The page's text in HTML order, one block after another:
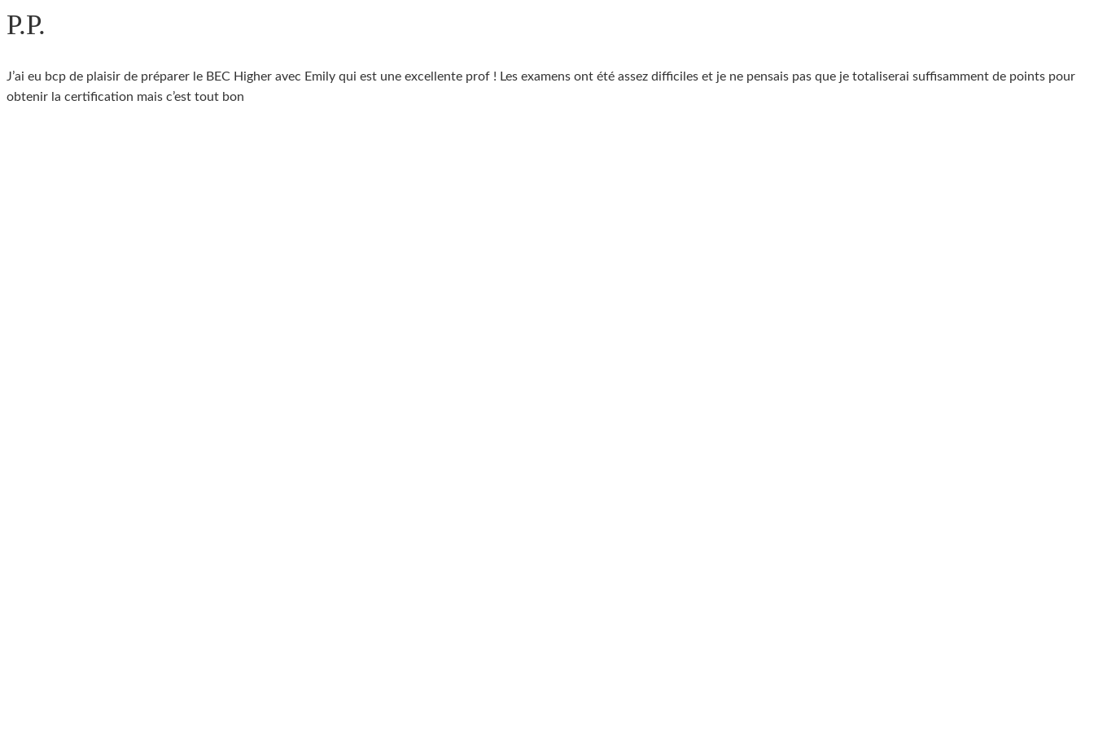
P.P.
J’ai eu bcp de plaisir de préparer le BEC Higher avec Emily qui est une excellente prof ! Les examens ont été assez difficiles et je ne pensais pas que je totaliserai suffisamment de points pour
obtenir la certification mais c’est tout bon